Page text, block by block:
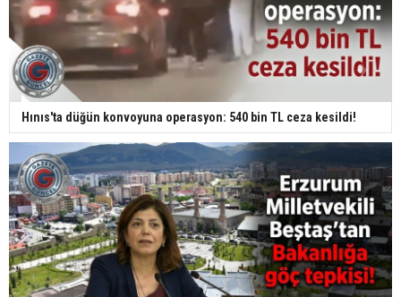
Hınıs'ta düğün konvoyuna operasyon: 540 bin TL ceza kesildi!